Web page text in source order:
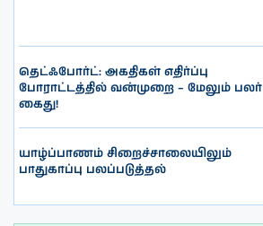
தெட்ஃபோர்ட்: அகதிகள் எதிர்ப்பு
போராட்டத்தில் வன்முறை – மேலும் பலர்
கைது!
யாழ்ப்பாணம் சிறைச்சாலையிலும்
பாதுகாப்பு பலப்படுத்தல்